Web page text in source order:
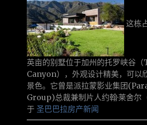
这栋
英亩的别墅位于加州的托罗峡谷
Canyon），外观设计精美，可以
景色。它曾是派拉蒙影业集团
Group)总裁兼制片人约翰·莱舍尔
于 圣巴巴拉房产新闻